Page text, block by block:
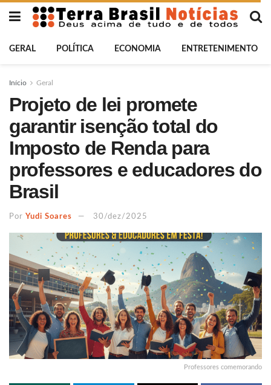
GERAL POLÍTICA ECONOMIA ENTRETENIMENTO
Início Geral
Projeto de lei promete
garantir isenção total do
Imposto de Renda para
professores e educadores do
Brasil
Por Yudi Soares 30/dez/2025
Professores comemorando